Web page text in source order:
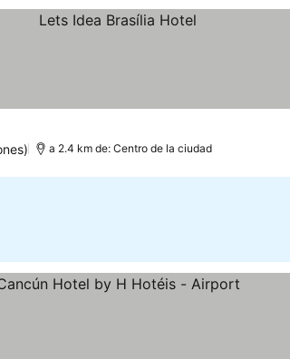
a 2.4 km de: Centro de la ciudad